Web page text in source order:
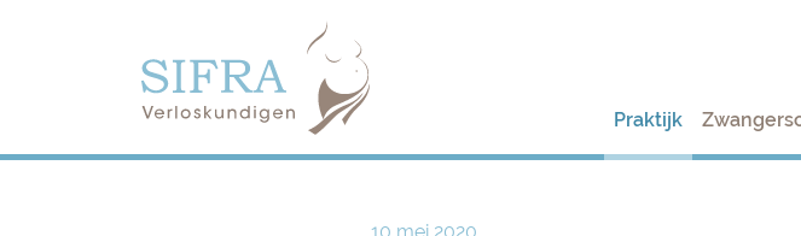
Praktijk